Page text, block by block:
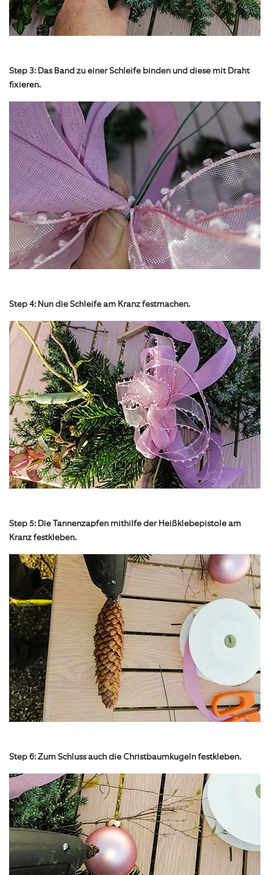
Step 3: Das Band zu einer Schleife binden und diese mit Draht
fixieren.
Step 4: Nun die Schleife am Kranz festmachen.
Step 5: Die Tannenzapfen mithilfe der Heißklebepistole am
Kranz festkleben.
Step 6: Zum Schluss auch die Christbaumkugeln festkleben.